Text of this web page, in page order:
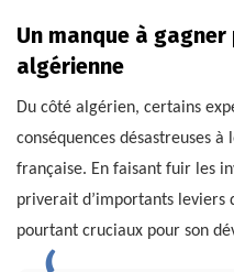
Un manque à gagner
algérienne
Du côté algérien, certains
conséquences désastreuses
française. En faisant fuir les
priverait d’importants leviers
pourtant cruciaux pour son